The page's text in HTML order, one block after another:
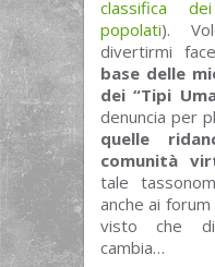
classifica
popolati).
divertirmi
base delle
dei “Tipi
denuncia per
quelle
comunità
tale
anche ai
visto che
cambia…